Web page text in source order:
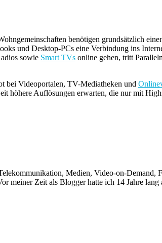
benötigen grundsätzlich
und Desktop-PCs eine Verbindung ins
sowie Smart TVs online gehen, tritt
bei Videoportalen, TV-Mediatheken und
höhere Auflösungen erwarten, die nur mit
Medien, Video-on-Demand,
meiner Zeit als Blogger hatte ich 14 Jahre lang